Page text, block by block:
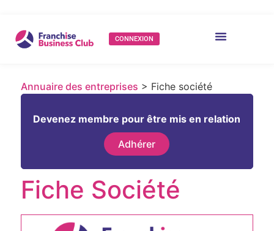
CONNEXION
Annuaire des entreprises > Fiche société
Devenez membre pour être mis en relation
Adhérer
Fiche Société